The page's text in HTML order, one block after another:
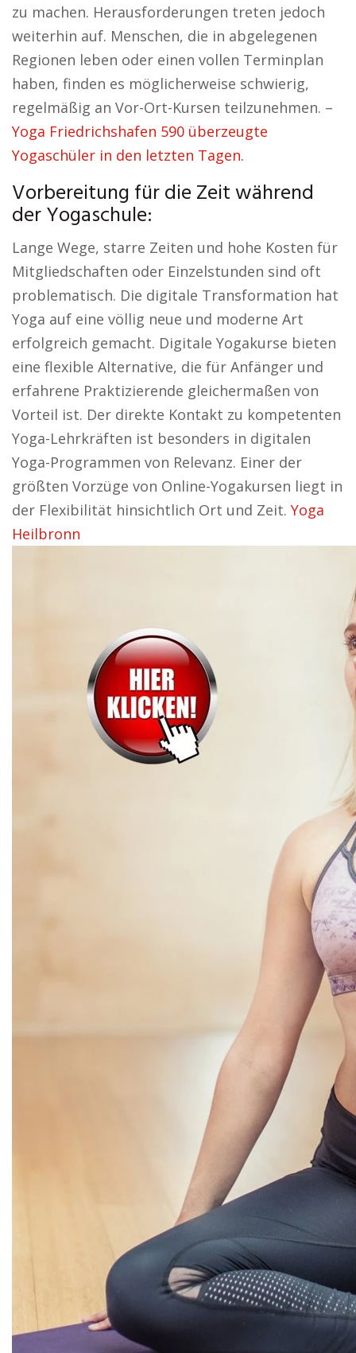
zu machen. Herausforderungen treten jedoch
weiterhin auf. Menschen, die in abgelegenen
Regionen leben oder einen vollen Terminplan
haben, finden es möglicherweise schwierig,
regelmäßig an Vor-Ort-Kursen teilzunehmen. –
Yoga Friedrichshafen 590 überzeugte
Yogaschüler in den letzten Tagen.
Vorbereitung für die Zeit während
der Yogaschule:
Lange Wege, starre Zeiten und hohe Kosten für
Mitgliedschaften oder Einzelstunden sind oft
problematisch. Die digitale Transformation hat
Yoga auf eine völlig neue und moderne Art
erfolgreich gemacht. Digitale Yogakurse bieten
eine flexible Alternative, die für Anfänger und
erfahrene Praktizierende gleichermaßen von
Vorteil ist. Der direkte Kontakt zu kompetenten
Yoga-Lehrkräften ist besonders in digitalen
Yoga-Programmen von Relevanz. Einer der
größten Vorzüge von Online-Yogakursen liegt in
der Flexibilität hinsichtlich Ort und Zeit. Yoga
Heilbronn